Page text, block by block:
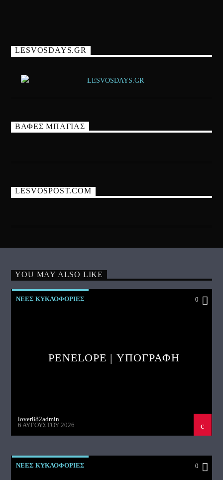
LESVOSDAYS.GR
ΒΑΦΕΣ ΜΠΑΓΙΑΣ
LESVOSPOST.COM
YOU MAY ALSO LIKE
ΝΕΕΣ ΚΥΚΛΟΦΟΡΙΕΣ 0
PENELOPE | ΥΠΟΓΡΑΦΗ
lover882admin
6 ΑΥΓΟΎΣΤΟΥ 2026
ΝΕΕΣ ΚΥΚΛΟΦΟΡΙΕΣ 0